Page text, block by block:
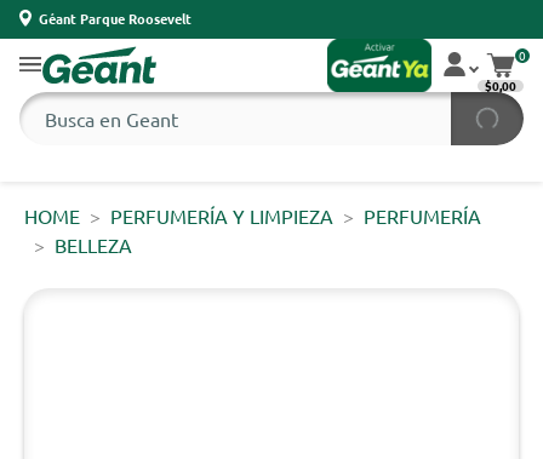
Géant Parque Roosevelt
0
$0,00
HOME PERFUMERÍA Y LIMPIEZA
PERFUMERÍA
BELLEZA